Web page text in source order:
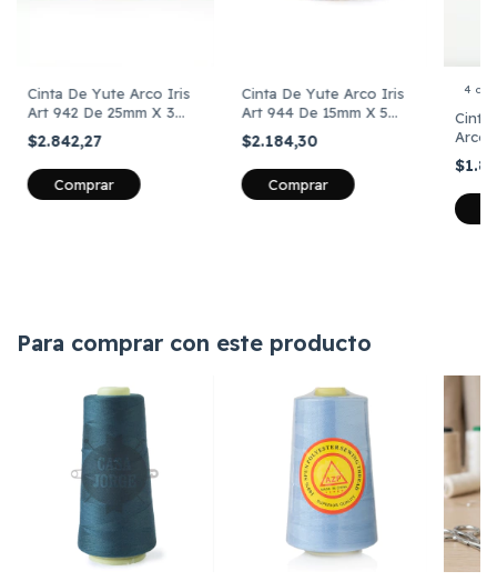
Cinta De Yute Arco Iris
Art 942 De 25mm X 3
Metros
$2.842,27
Comprar
Cinta De Yute Arco Iris
Art 944 De 15mm X 5
Metros
$2.184,30
Comprar
4
Cinta
Arco
Para comprar con este producto